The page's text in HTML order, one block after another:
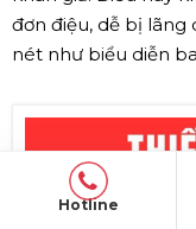
đơn điệu, dễ bị lãng
nét như biểu diễn
Hotline